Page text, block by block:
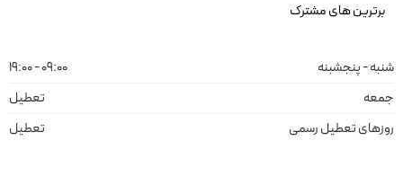
برترین های مشترک
شنبه - پنجشبنه
09:00 - 19:00
جمعه
تعطیل
روزهای تعطیل رسمی
تعطیل